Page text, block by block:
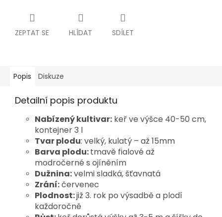
ZEPTAT SE HLÍDAT SDÍLET
Popis Diskuze
Detailní popis produktu
Nabízený kultivar: keř ve výšce 40-50 cm,
kontejner 3 l
Tvar plodu: velký, kulatý – až 15mm
Barva plodu:tmavě fialové až
modročerné s ojíněním
Dužnina:velmi sladká, šťavnatá
Zrání:červenec
Plodnost:již 3. rok po výsadbě a plodí
každoročně